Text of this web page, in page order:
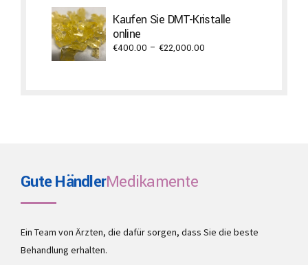
through
Kaufen Sie DMT-Kristalle
online
€400.00 – €22,000.00
Gute HändlerMedikamente
Ein Team von Ärzten, die dafür sorgen, dass Sie die beste
Behandlung erhalten.